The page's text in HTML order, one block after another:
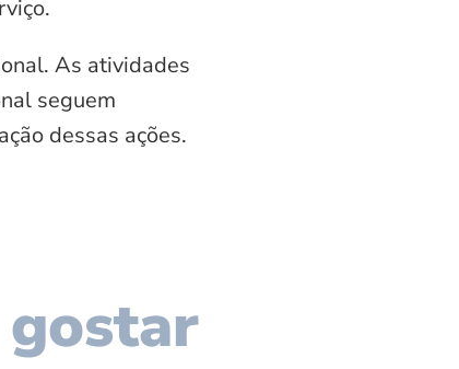
As atividades
seguem
dessas ações.
gostar